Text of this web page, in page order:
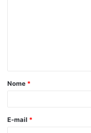
á
r
*
Nome *
E-mail *